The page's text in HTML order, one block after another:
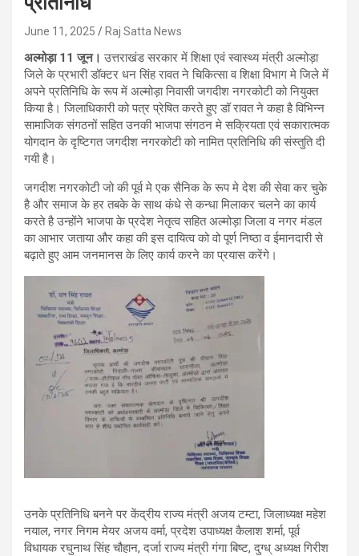
June 11, 2025 Raj Satta News
अल्मोड़ा 11 जून। उत्तराखंड सरकार में शिक्षा एवं स्वास्थ्य मंत्री अल्मोड़ा
जिले के प्रभारी डॉक्टर धन सिंह रावत ने चिकित्सा व शिक्षा विभाग मे जिले में
अपने प्रतिनिधि के रूप में अल्मोड़ा निवासी जगदीश नगरकोटी को नियुक्त
किया है। जिलाधिकारी को पत्र प्रेषित करते हुए डॉ रावत ने कहा है विभिन्न
सामाजिक संगठनों सहित उनकी भाजपा संगठन मे सक्रियता एवं सकारात्मक
योगदान के दृष्टिगत जगदीश नगरकोटी को नामित प्रतिनिधि की संस्तुति दी
गयी है।
जगदीश नगरकोटी जो की पूर्व मे एक सैनिक के रूप मे देश की सेवा कर चुके
है और समाज के हर तबके के साथ कंधे से कन्धा मिलाकर चलने का कार्य
करते है उन्होंने भाजपा के प्रदेश नेतृत्व सहित अल्मोड़ा जिला व नगर मंडल
का आभार जताया और कहा की इस दायित्व को वो पूर्ण निष्ठा व ईमानदारी से
बढ़ाते हुए आम जनमानस के लिए कार्य करने का प्रयास करेंगे।
उनके प्रतिनिधि बनने पर केंद्रीय राज्य मंत्री अजय टम्टा, जिलाध्यक्ष महेश
नयाल, नगर निगम मेयर अजय वर्मा, प्रदेश उपाध्यक्ष कैलाश शर्मा, पूर्व
विधायक रघुनाथ सिंह चौहान, दर्जा राज्य मंत्री गंगा बिष्ट, दुग्ध् अध्यक्ष गिरीश